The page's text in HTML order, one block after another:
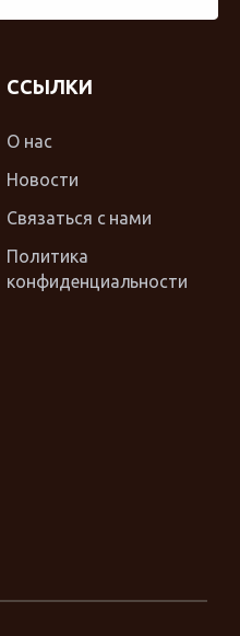
ССЫЛКИ
О нас
Новости
Связаться с нами
Политика
конфиденциальности